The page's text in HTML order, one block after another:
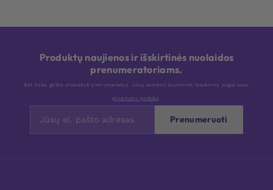
Produktų naujienos ir išskirtinės nuolaidos
prenumeratoriams.
Bet kada galite atsisakyti prenumeratos. Jūsų asmens duomenis tvarkome pagal savo
privatumo politiką
Prenumeruoti